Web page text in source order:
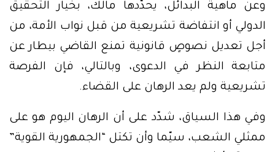
وعن ماهية البدائل، يحدّدها مالك، بخيار التحقيق
الدولي أو انتفاضة تشريعية من قبل نواب الأمة، من
أجل تعديل نصوصٍ قانونية تمنع القاضي بيطار عن
متابعة النظر في الدعوى، وبالتالي، فإن الفرصة
تشريعية ولم يعد الرهان على القضاء.
وفي هذا السياق، شدّد على أن الرهان اليوم هو على
ممثلي الشعب، سيّما وأن تكتل “الجمهورية القوية”